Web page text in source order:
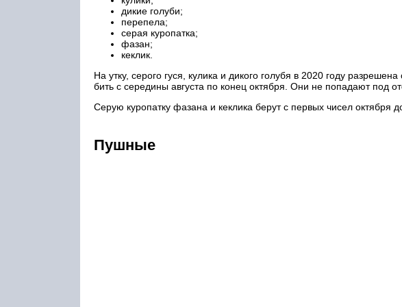
дикие голуби;
перепела;
серая куропатка;
фазан;
кеклик.
На утку, серого гуся, кулика и дикого голубя в 2020 году
бить с середины августа по конец октября. Они не попадают под
Серую куропатку фазана и кеклика берут с первых чисел октября
Пушные